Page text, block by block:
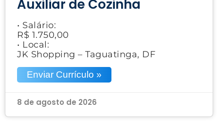
Auxiliar de Cozinha
• Salário:
R$ 1.750,00
• Local:
JK Shopping – Taguatinga, DF
Enviar Currículo »
8 de agosto de 2026